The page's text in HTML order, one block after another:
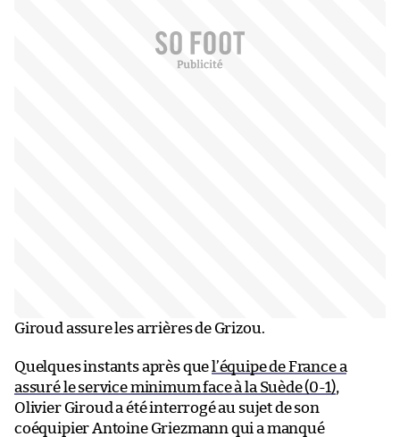
Giroud assure les arrières de Grizou.
Quelques instants après que l’équipe de France a
assuré le service minimum face à la Suède (0-1),
Olivier Giroud a été interrogé au sujet de son
coéquipier Antoine Griezmann qui a manqué